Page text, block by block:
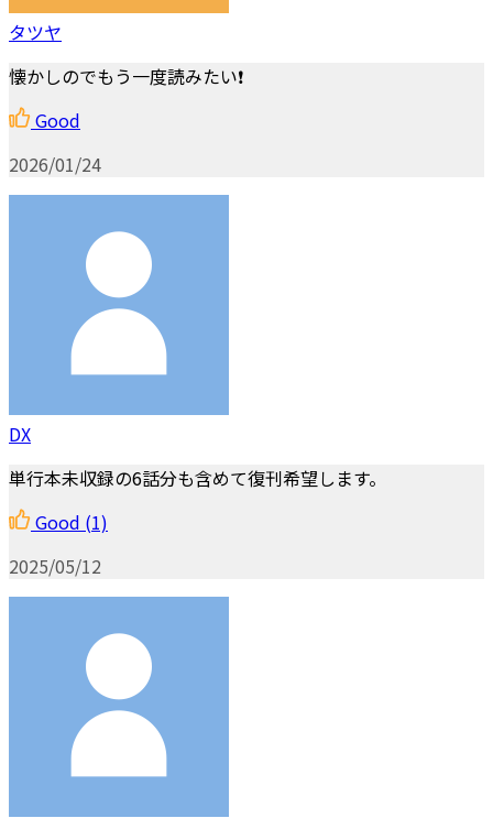
タツヤ
懐かしのでもう一度読みたい❗
Good
2026/01/24
DX
単行本未収録の6話分も含めて復刊希望します。
Good (1)
2025/05/12